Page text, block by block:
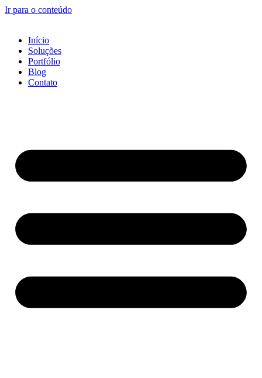
Ir para o conteúdo
Início
Soluções
Portfólio
Blog
Contato